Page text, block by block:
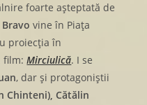
foarte așteptată de
vine în Piața
proiecția în
film:Mirciulică. I se
, dar și protagoniștii
Chinteni), Cătălin